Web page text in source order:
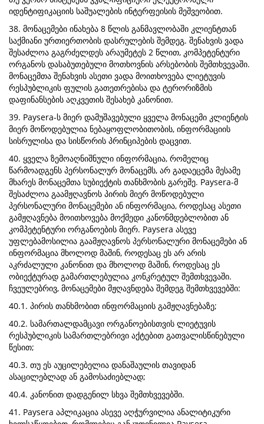
იდენტიფიკაციის საშუალების ინტერფეისის მეშვეობით.
38. მონაცემები ინახება 8 წლის განმავლობაში კლიენტთან
საქმიანი ურთიერთობის დასრულების შემდეგ. შენახვის ვადა
შესაძლოა გაგრძელდეს არაუმეტეს 2 წლით, კომპეტენტური
ორგანოს დასაბუთებული მოთხოვნის არსებობის შემთხვევაში.
მონაცემთა შენახვის ასეთი ვადა მოითხოვება ლიეტუვის
რესპუბლიკის ფულის გათეთრებისა და ტერორიზმის
დაფინანსების აღკვეთის შესახებ კანონით.
39. Paysera-ს მიერ დამუშავებული ყველა მონაცემი კლიენტის
მიერ მოწოდებულია ნებაყოფლობითობის, ინფორმაციის
სისრულისა და სისწორის პრინციპების დაცვით.
40. ყველა ზემოაღნიშნული ინფორმაცია, რომელიც
წარმოადგენს პერსონალურ მონაცემს, არ გადაეცემა მესამე
მხარეს მონაცემთა სუბიექტის თანხმობის გარეშე. Paysera-მ
შესაძლოა გაამჟღავნოს პირის მიერ მოწოდებული
პერსონალური მონაცემები ან ინფორმაცია, როდესაც ასეთი
გამჟღავნება მოითხოვება მოქმედი კანონმდებლობით ან
კომპეტენტური ორგანოების მიერ. Paysera ასევე
უფლებამოსილია გაამჟღავნოს პერსონალური მონაცემები ან
ინფორმაცია მხოლოდ მაშინ, როდესაც ეს არ არის
აკრძალული კანონით და მხოლოდ მაშინ, როდესაც ეს
ობიექტურად გამართლებულია კონკრეტულ შემთხვევაში.
ჩვეულებრივ, მონაცემები მჟღავნდება შემდეგ შემთხვევებში:
40.1. პირის თანხმობით ინფორმაციის გამჟღავნებაზე;
40.2. სამართალდამცავი ორგანოებისთვის ლიეტუვის
რესპუბლიკის სამართლებრივი აქტებით გათვალისწინებული
წესით;
40.3. თუ ეს აუცილებელია დანაშაულის თავიდან
ასაცილებლად ან გამოსაძიებლად;
40.4. კანონით დადგენილ სხვა შემთხვევებში.
41. Paysera აპლიკაცია ასევე აღჭურვილია ანალიტიკური